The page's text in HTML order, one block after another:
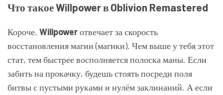
Что такое Willpower в Oblivion Remastered
Короче, Willpowerотвечает за скорость
восстановления магии (магики). Чем выше у тебя этот
стат, тем быстрее восполняется полоска маны. Если
забить на прокачку, будешь стоять посреди поля
битвы с пустыми руками и нулём заклинаний. А если